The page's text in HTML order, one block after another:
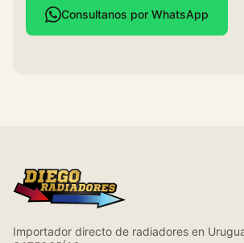
Consultanos por WhatsApp
Importador directo de radiadores en